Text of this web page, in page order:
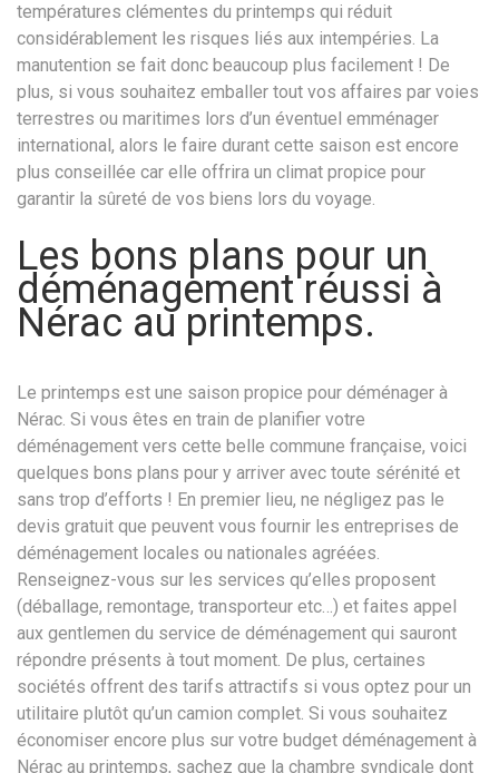
températures clémentes du printemps qui réduit
considérablement les risques liés aux intempéries. La
manutention se fait donc beaucoup plus facilement ! De
plus, si vous souhaitez emballer tout vos affaires par voies
terrestres ou maritimes lors d’un éventuel emménager
international, alors le faire durant cette saison est encore
plus conseillée car elle offrira un climat propice pour
garantir la sûreté de vos biens lors du voyage.
Les bons plans pour un
déménagement réussi à
Nérac au printemps.
Le printemps est une saison propice pour déménager à
Nérac. Si vous êtes en train de planifier votre
déménagement vers cette belle commune française, voici
quelques bons plans pour y arriver avec toute sérénité et
sans trop d’efforts ! En premier lieu, ne négligez pas le
devis gratuit que peuvent vous fournir les entreprises de
déménagement locales ou nationales agréées.
Renseignez-vous sur les services qu’elles proposent
(déballage, remontage, transporteur etc…) et faites appel
aux gentlemen du service de déménagement qui sauront
répondre présents à tout moment. De plus, certaines
sociétés offrent des tarifs attractifs si vous optez pour un
utilitaire plutôt qu’un camion complet. Si vous souhaitez
économiser encore plus sur votre budget déménagement à
Nérac au printemps, sachez que la chambre syndicale dont